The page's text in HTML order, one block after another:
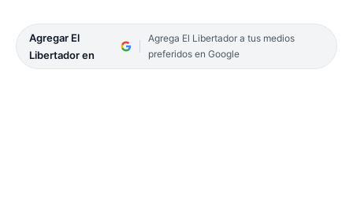
Agregar El
Libertador en
Agrega El Libertador a tus medios
preferidos en Google